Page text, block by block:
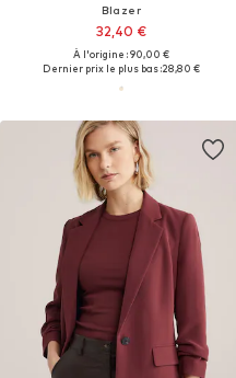
Blazer
32,40 €
À l'origine : 90,00 €
Dernier prix le plus bas :28,80 €